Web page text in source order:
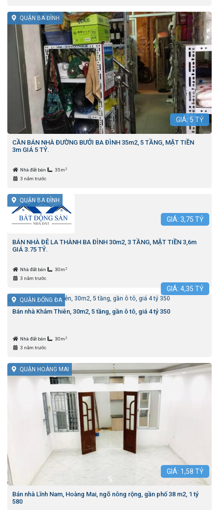
QUẬN BA ĐÌNH
GIÁ: 5 TỶ
CẦN BÁN NHÀ ĐƯỜNG BƯỞI BA ĐÌNH 35m2, 5 TẦNG, MẶT TIỀN
3m GIÁ 5 TỶ.
Nhà đất bán 35m 2
3 năm trước
QUẬN BA ĐÌNH
GIÁ: 3,75 TỶ
BÁN NHÀ ĐÊ LA THÀNH BA ĐÌNH 30m2, 3 TẦNG, MẶT TIỀN 3,6m
GIÁ 3.75 TỶ.
Nhà đất bán 30m 2
3 năm trước
QUẬN ĐỐNG ĐA
GIÁ: 4,35 TỶ
Bán nhà Khâm Thiên, 30m2, 5 tầng, gần ô tô, giá 4 tỷ 350
Nhà đất bán 30m 2
3 năm trước
QUẬN HOÀNG MAI
GIÁ: 1,58 TỶ
Bán nhà Lĩnh Nam, Hoàng Mai, ngõ nông rộng, gần phố 38 m2, 1 tỷ
580